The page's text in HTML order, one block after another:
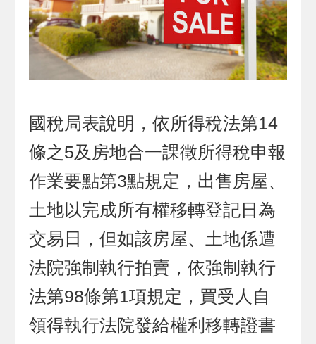
國稅局表說明，依所得稅法第14
條之5及房地合一課徵所得稅申報
作業要點第3點規定，出售房屋、
土地以完成所有權移轉登記日為
交易日，但如該房屋、土地係遭
法院強制執行拍賣，依強制執行
法第98條第1項規定，買受人自
領得執行法院發給權利移轉證書